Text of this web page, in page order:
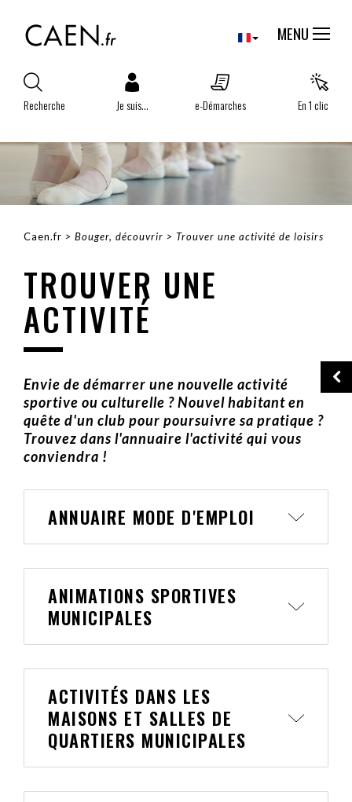
contenu
MENU
Recherche Je suis... e-Démarches En 1 clic
D'ARIANE
Caen.fr Bouger, découvrir Trouver une activité de loisirs
TROUVER UNE
ACTIVITÉ
Envie de démarrer une nouvelle activité
sportive ou culturelle ? Nouvel habitant en
quête d'un club pour poursuivre sa pratique ?
Trouvez dans l'annuaire l'activité qui vous
conviendra !
ANNUAIRE MODE D'EMPLOI
ANIMATIONS SPORTIVES
MUNICIPALES
ACTIVITÉS DANS LES
MAISONS ET SALLES DE
QUARTIERS MUNICIPALES